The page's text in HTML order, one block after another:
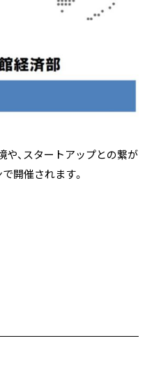
、スタートアップとの繋が
開催されます。